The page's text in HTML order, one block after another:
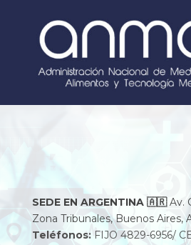
SEDE EN ARGENTINA 🇦🇷 Av.
Zona Tribunales, Buenos Aires,
Teléfonos:FIJO 4829-6956/